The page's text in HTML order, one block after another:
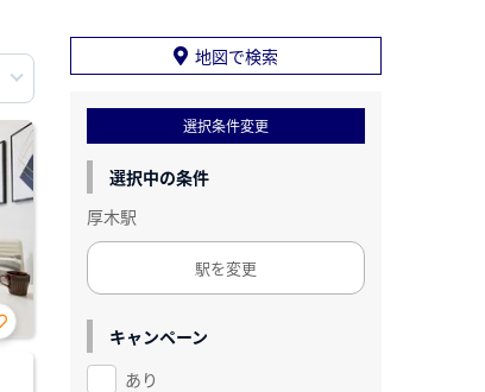
地図で検索
選択条件変更
選択中の条件
厚木駅
駅を変更
キャンペーン
あり